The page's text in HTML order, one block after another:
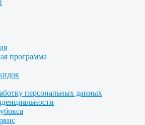
программа
персональных данных